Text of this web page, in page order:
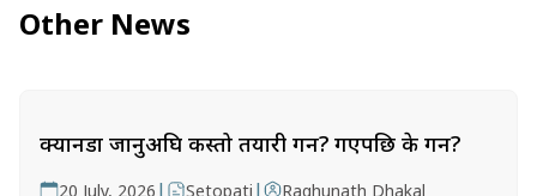
Other News
क्यानडा जानुअघि कस्तो तयारी गर्ने? गएपछि के गर्ने?
20 July, 2026 | Setopati | Raghunath Dhakal